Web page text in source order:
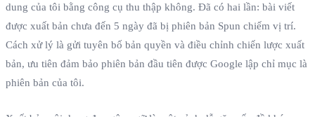
dung của tôi bằng công cụ thu thập không. Đã có hai lần: bài viết
được xuất bản chưa đến 5 ngày đã bị phiên bản Spun chiếm vị trí.
Cách xử lý là gửi tuyên bố bản quyền và điều chỉnh chiến lược xuất
bản, ưu tiên đảm bảo phiên bản đầu tiên được Google lập chỉ mục là
phiên bản của tôi.